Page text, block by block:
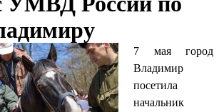
7 мая город
Владимир
посетила
начальник